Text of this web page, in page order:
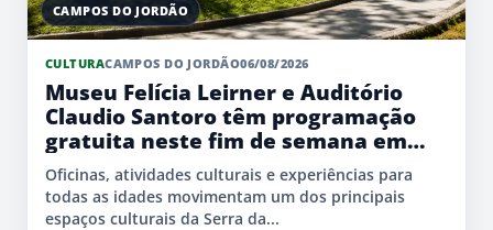
CAMPOS DO JORDÃO
CULTURACAMPOS DO JORDÃO06/08/2026
Museu Felícia Leirner e Auditório
Claudio Santoro têm programação
gratuita neste fim de semana em
Campos do Jordão
Oficinas, atividades culturais e experiências para
todas as idades movimentam um dos principais
espaços culturais da Serra da...